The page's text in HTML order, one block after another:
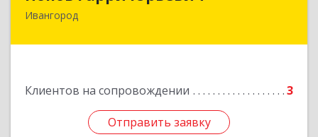
Ивангород
Клиентов на сопровождении 3
Отправить заявку
Отправить заявку